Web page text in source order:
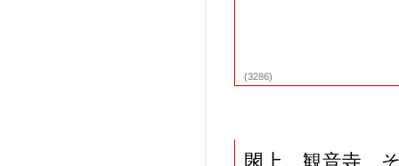
(3286)
閖上 観音寺